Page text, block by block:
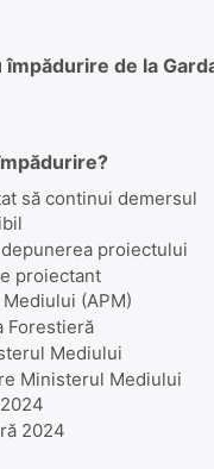
de la
să continui demersul
proiectului
proiectant
(APM)
Forestieră
Mediului
Ministerul Mediului
2024